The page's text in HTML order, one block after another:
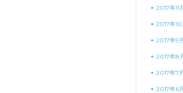
2017年11
2017年10
2017年9
2017年8
2017年7
2017年6